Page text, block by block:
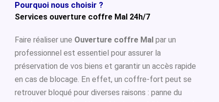
Pourquoi nous choisir ?
Services ouverture coffre Mal 24h/7
Faire réaliser une Ouverture coffre Mal par un
professionnel est essentiel pour assurer la
préservation de vos biens et garantir un accès rapide
en cas de blocage. En effet, un coffre-fort peut se
retrouver bloqué pour diverses raisons : panne du